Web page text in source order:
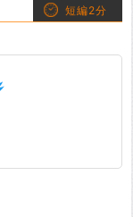
短編2分